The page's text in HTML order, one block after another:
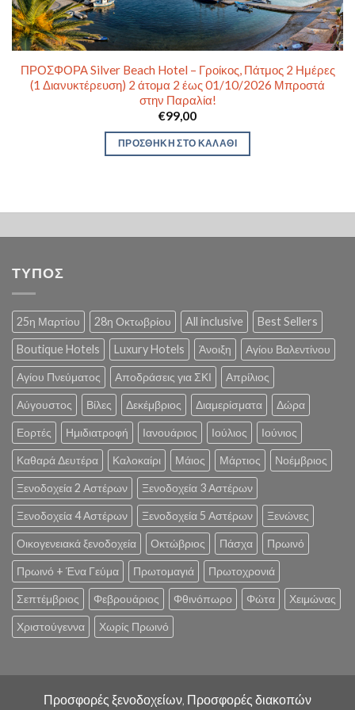
ΠΡΟΣΦΟΡΑ Silver Beach Hotel – Γροίκος, Πάτμος 2 Ημέρες
(1 Διανυκτέρευση) 2 άτομα 2 έως 01/10/2026 Μπροστά
στην Παραλία!
€99,00
ΠΡΟΣΘΉΚΗ ΣΤΟ ΚΑΛΆΘΙ
ΤΥΠΟΣ
25η Μαρτίου 28η Οκτωβρίου All inclusive Best Sellers
Boutique Hotels Luxury Hotels Άνοιξη Αγίου Βαλεντίνου
Αγίου Πνεύματος Αποδράσεις για ΣΚΙ Απρίλιος
Αύγουστος Βίλες Δεκέμβριος Διαμερίσματα Δώρα
Εορτές Ημιδιατροφή Ιανουάριος Ιούλιος Ιούνιος
Καθαρά Δευτέρα Καλοκαίρι Μάιος Μάρτιος Νοέμβριος
Ξενοδοχεία 2 Αστέρων Ξενοδοχεία 3 Αστέρων
Ξενοδοχεία 4 Αστέρων Ξενοδοχεία 5 Αστέρων Ξενώνες
Οικογενειακά ξενοδοχεία Οκτώβριος Πάσχα Πρωινό
Πρωινό + Ένα Γεύμα Πρωτομαγιά Πρωτοχρονιά
Σεπτέμβριος Φεβρουάριος Φθινόπωρο Φώτα Χειμώνας
Χριστούγεννα Χωρίς Πρωινό
Προσφορές ξενοδοχείων, Προσφορές διακοπών